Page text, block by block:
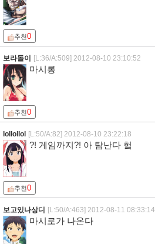
추천0
보라돌이 [L:36/A:509] 2012-08-10 23:10:52
마시롱
추천0
lollollol [L:50/A:82] 2012-08-10 23:22:18
?! 게임까지?! 아 탐난다 헠
추천0
보고있나상디 [L:50/A:463] 2012-08-11 08:33:14
마시로가 나온다